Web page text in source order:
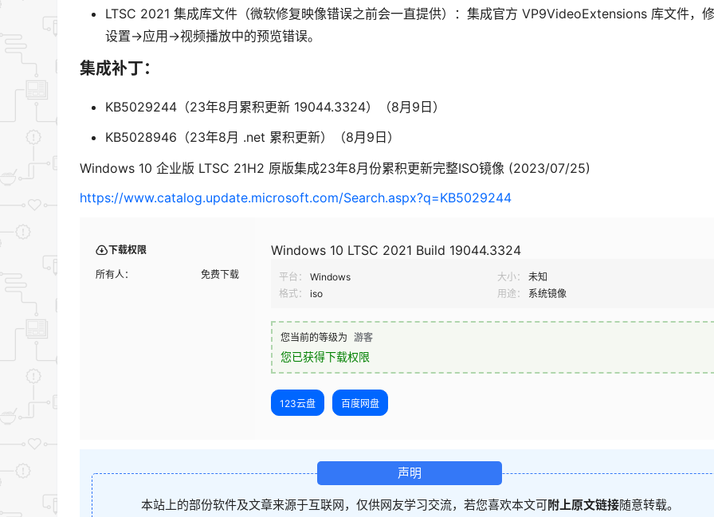
LTSC 2021 集成库文件（微软修复映像错误之前会一直提供）：集成官方 VP9VideoExtensions 库文件，
设置->应用->视频播放中的预览错误。
集成补丁：
KB5029244（23年8月累积更新 19044.3324）（8月9日）
KB5028946（23年8月 .net 累积更新）（8月9日）
Windows 10 企业版 LTSC 21H2 原版集成23年8月份累积更新完整ISO镜像 (2023/07/25)
https://www.catalog.update.microsoft.com/Search.aspx?q=KB5029244
下载权限
所有人： 免费下载
Windows 10 LTSC 2021 Build 19044.3324
平台： Windows 大小：
未知
格式：
iso 用途： 系统镜像
您当前的等级为 游客
您已获得下载权限
123云盘 百度网盘
声明
本站上的部份软件及文章来源于互联网，仅供网友学习交流，若您喜欢本文可附上原文链接随意转载。